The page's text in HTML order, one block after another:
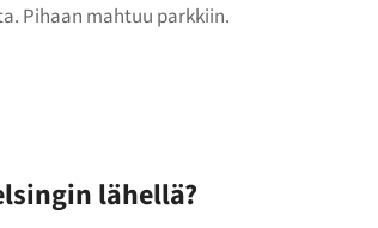
Pihaan mahtuu parkkiin.
lähellä?